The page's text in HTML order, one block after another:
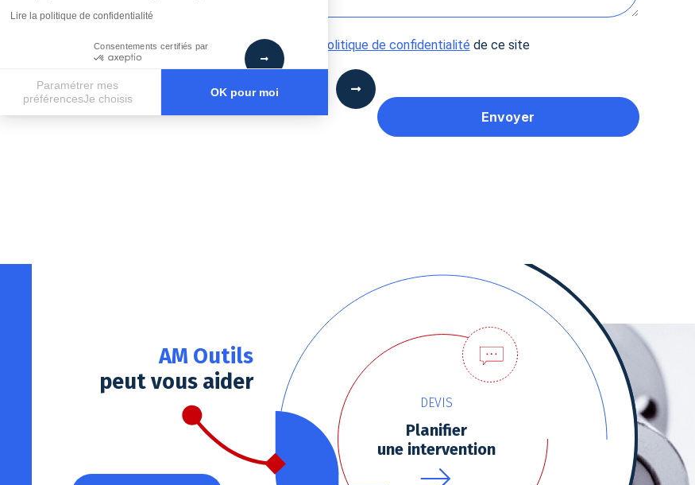
Lire la politique de confidentialité
Consentements certifiés par
Paramétrer mes
préférencesJe choisis
OK pour moi
Plateforme de Gestion du Consentement : Personnalisez vos Options
En cochant cette case, j’accepte la Politique de confidentialité de ce site
AM Outils
peut vous aider
DEVIS
Planifier
une intervention